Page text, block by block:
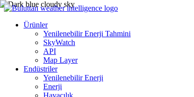
Ürünler
Yenilenebilir Enerji Tahmini
SkyWatch
API
Map Layer
Endüstriler
Yenilenebilir Enerji
Enerji
Havacılık